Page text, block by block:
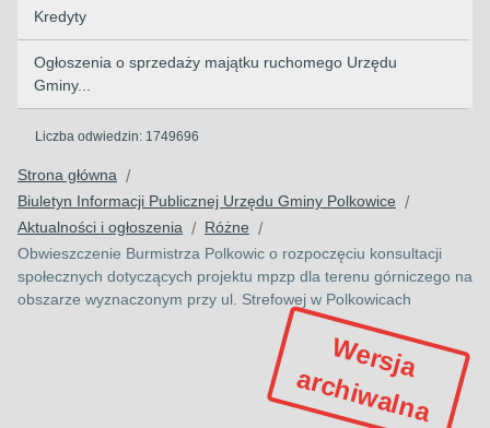
Kredyty
Ogłoszenia o sprzedaży majątku ruchomego Urzędu
Gminy...
Liczba odwiedzin: 1749696
Strona główna /
Biuletyn Informacji Publicznej Urzędu Gminy Polkowice /
Aktualności i ogłoszenia / Różne /
Obwieszczenie Burmistrza Polkowic o rozpoczęciu konsultacji
społecznych dotyczących projektu mpzp dla terenu górniczego na
obszarze wyznaczonym przy ul. Strefowej w Polkowicach
W
e
r
s
ja
a
r
c
h
iw
a
ln
a